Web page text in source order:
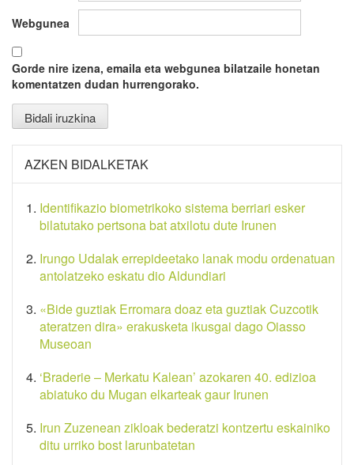
Webgunea
Gorde nire izena, emaila eta webgunea bilatzaile honetan
komentatzen dudan hurrengorako.
AZKEN BIDALKETAK
Identifikazio biometrikoko sistema berriari esker
bilatutako pertsona bat atxilotu dute Irunen
Irungo Udalak errepideetako lanak modu ordenatuan
antolatzeko eskatu dio Aldundiari
«Bide guztiak Erromara doaz eta guztiak Cuzcotik
ateratzen dira» erakusketa ikusgai dago Oiasso
Museoan
‘Braderie – Merkatu Kalean’ azokaren 40. edizioa
abiatuko du Mugan elkarteak gaur Irunen
Irun Zuzenean zikloak bederatzi kontzertu eskainiko
ditu urriko bost larunbatetan